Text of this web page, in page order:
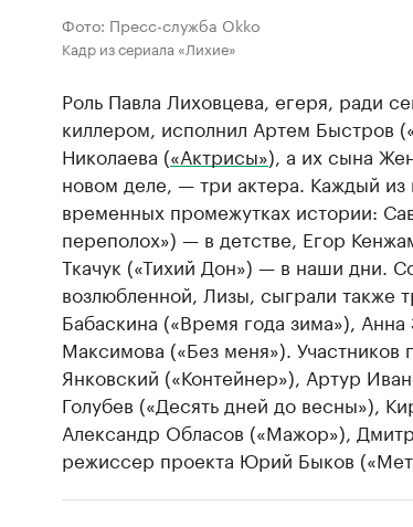
Фото: Пресс-служба Okko
Кадр из сериала «Лихие»
Роль Павла Лиховцева, егеря, ради
киллером, исполнил Артем Быстров
Николаева («Актрисы»), а их сына
новом деле, — три актера. Каждый из
временных промежутках истории:
переполох») — в детстве, Егор
Ткачук («Тихий Дон») — в наши дни.
возлюбленной, Лизы, сыграли также
Бабаскина («Время года зима»),
Максимова («Без меня»).
Янковский («Контейнер»), Артур
Голубев («Десять дней до весны»),
Александр Обласов («Мажор»),
режиссер проекта Юрий Быков